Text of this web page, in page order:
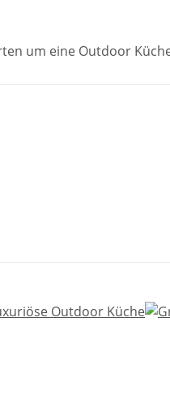
um eine Outdoor